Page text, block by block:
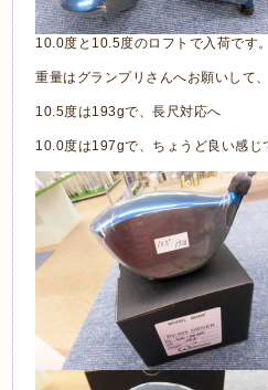
10.0度と10.5度のロフトで入荷です。
重量はグランプリさんへお願いして、
10.5度は193gで、長尺対応へ
10.0度は197gで、ちょうど良い感じ